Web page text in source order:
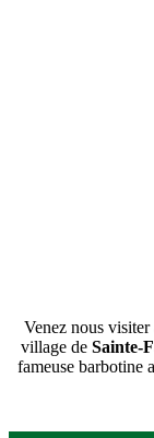
Venez nous visiter
village de Sainte-
fameuse barbotine